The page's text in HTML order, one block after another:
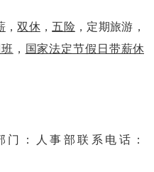
，双休， 五险 ，定期旅游，
， 国家法定节假日带薪休
门：人事部联系电话：